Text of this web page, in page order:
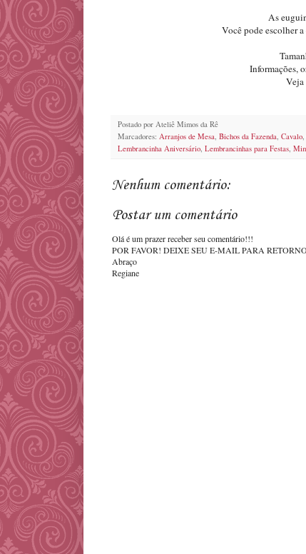
As
Você pode escolher
Informações,
Veja
Postado por Ateliê Mimos da Rê
Marcadores: Arranjos de Mesa Bichos da Fazenda Cavalo
Lembrancinha Aniversário Lembrancinhas para Festas
Nenhum comentário:
Postar um comentário
Olá é um prazer receber seu comentário!!!
POR FAVOR! DEIXE SEU E-MAIL PARA
Abraço
Regiane